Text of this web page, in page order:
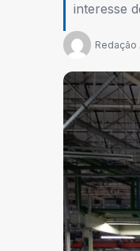
interesse
Redação